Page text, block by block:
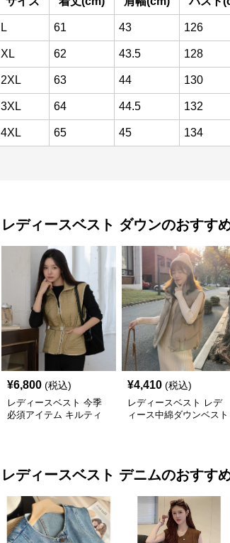
L 61 43 126
XL 62 43.5 128
2XL 63 44 130
3XL 64 44.5 132
4XL 65 45 134
レディースベスト ダウンのおすす
¥6,800 (税込)
レディースベスト 今季
必須アイテム キルティ
¥4,410 (税込)
レディースベスト レデ
ィース中綿ダウンベスト
レディースベスト デニムのおすす